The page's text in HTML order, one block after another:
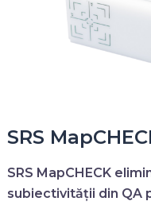
SRS
SRS MapCHECK
subiectivității din QA